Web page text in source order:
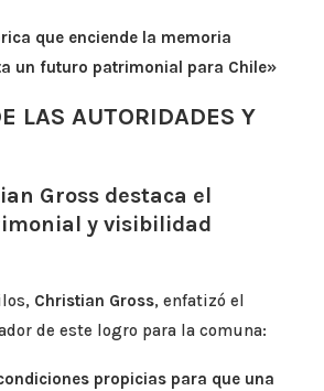
que enciende la memoria
un futuro patrimonial para Chile»
LAS AUTORIDADES Y
Gross destaca el
y visibilidad
Christian Gross, enfatizó el
de este logro para la comuna:
propicias para que una